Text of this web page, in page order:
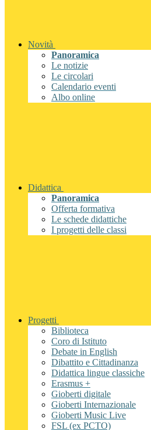
Novità
Panoramica
Le notizie
Le circolari
Calendario eventi
Albo online
Didattica
Panoramica
Offerta formativa
Le schede didattiche
I progetti delle classi
Progetti
Biblioteca
Coro di Istituto
Debate in English
Dibattito e Cittadinanza
Didattica lingue classiche
Erasmus +
Gioberti digitale
Gioberti Internazionale
Gioberti Music Live
FSL (ex PCTO)